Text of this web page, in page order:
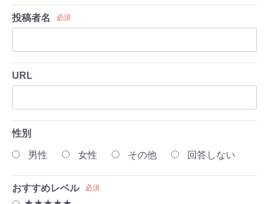
投稿者名 必須
URL
性別
男性 女性 その他 回答しない
おすすめレベル 必須